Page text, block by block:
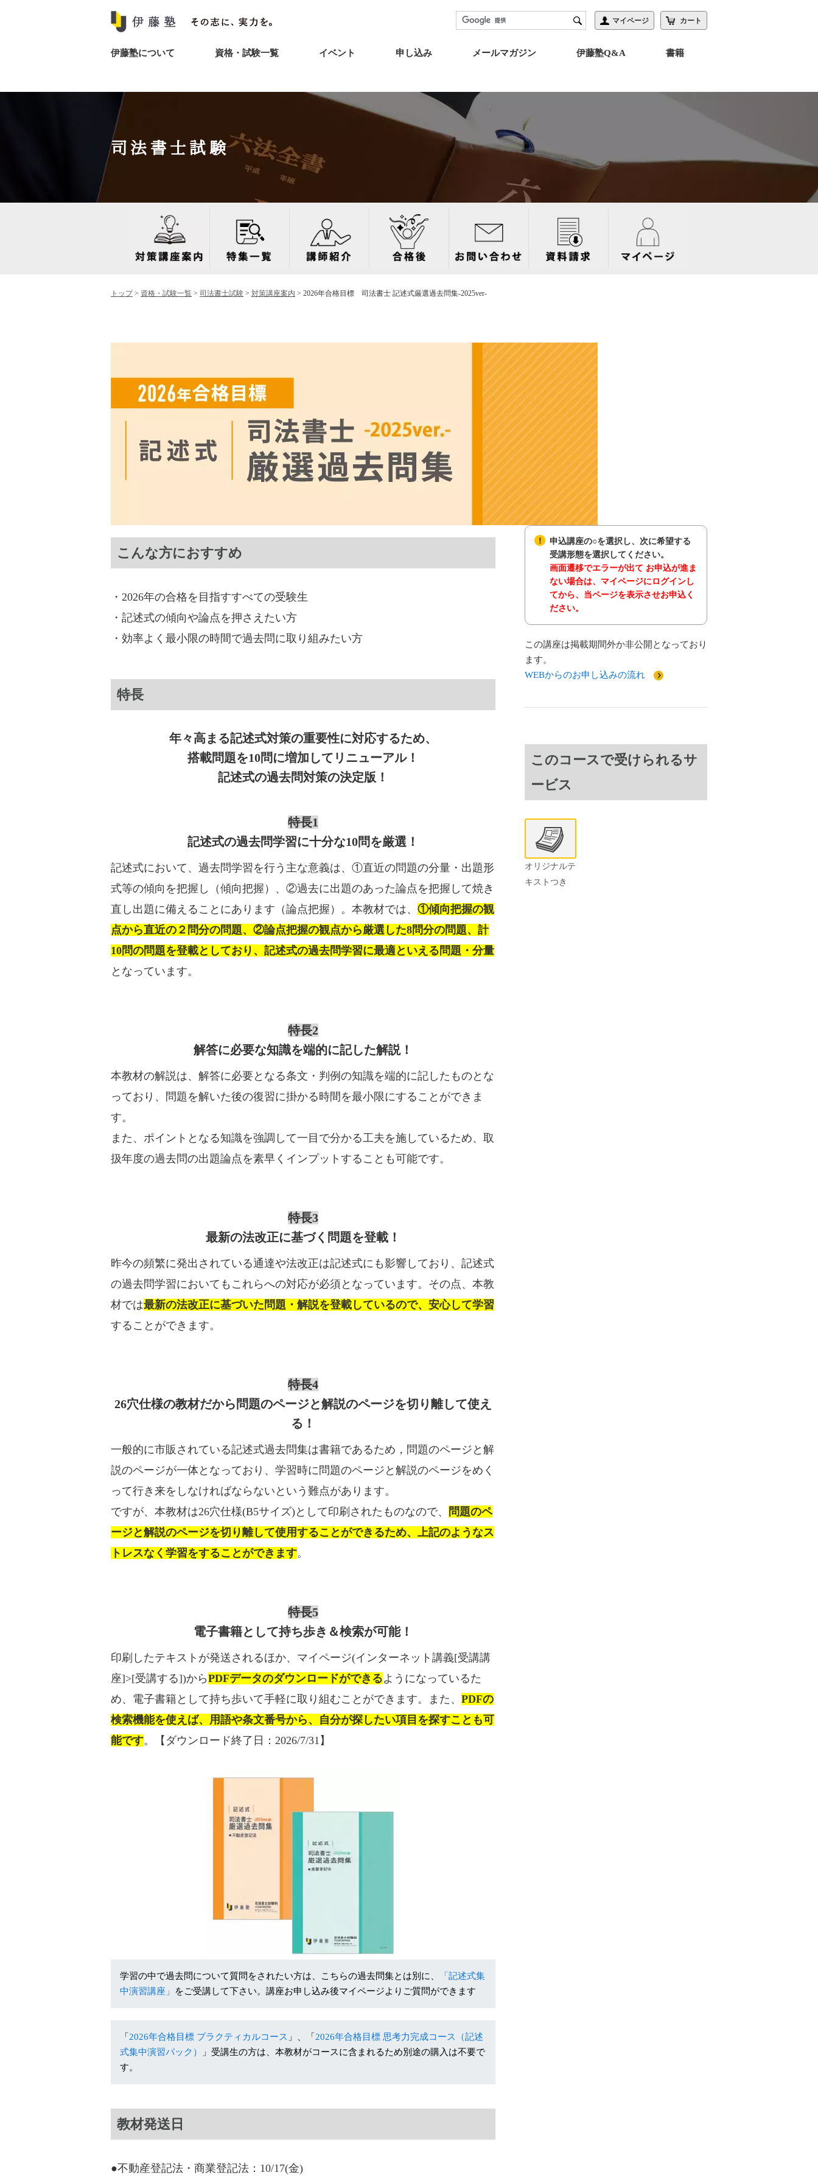
伊藤塾について 資格・試験一覧 イベント 申し込み メールマガジン 伊藤塾Q&A 書籍
司法書士試験
トップ> 資格・試験一覧 > 司法書士試験 > 対策講座案内 > 2026年合格目標 司法書士 記述式厳選過去問集-2025ver-
こんな方におすすめ
・2026年の合格を目指すすべての受験生
・記述式の傾向や論点を押さえたい方
・効率よく最小限の時間で過去問に取り組みたい方
特長
年々高まる記述式対策の重要性に対応するため、
搭載問題を10問に増加してリニューアル！
記述式の過去問対策の決定版！
特長1
記述式の過去問学習に十分な10問を厳選！
記述式において、過去問学習を行う主な意義は、①直近の問題の分量・出題形
式等の傾向を把握し（傾向把握）、②過去に出題のあった論点を把握して焼き
直し出題に備えることにあります（論点把握）。本教材では、 ①傾向把握の観
点から直近の２問分の問題、②論点把握の観点から厳選した8問分の問題、計
10問の問題を登載としており、記述式の過去問学習に最適といえる問題・分量
となっています。
特長2
解答に必要な知識を端的に記した解説！
本教材の解説は、解答に必要となる条文・判例の知識を端的に記したものとな
っており、問題を解いた後の復習に掛かる時間を最小限にすることができま
す。
また、ポイントとなる知識を強調して一目で分かる工夫を施しているため、取
扱年度の過去問の出題論点を素早くインプットすることも可能です。
特長3
最新の法改正に基づく問題を登載！
昨今の頻繁に発出されている通達や法改正は記述式にも影響しており、記述式
の過去問学習においてもこれらへの対応が必須となっています。その点、本教
材では最新の法改正に基づいた問題・解説を登載しているので、安心して学習
することができます。
特長4
26穴仕様の教材だから問題のページと解説のページを切り離して使え
る！
一般的に市販されている記述式過去問集は書籍であるため，問題のページと解
説のページが一体となっており、学習時に問題のページと解説のページをめく
って行き来をしなければならないという難点があります。
ですが、本教材は26穴仕様(B5サイズ)として印刷されたものなので、
問題のペ
ージと解説のページを切り離して使用することができるため、上記のようなス
トレスなく学習をすることができます。
特長5
電子書籍として持ち歩き＆検索が可能！
印刷したテキストが発送されるほか、マイページ(インターネット講義[受講講
座]>[受講する])からPDFデータのダウンロードができるようになっているた
め、電子書籍として持ち歩いて手軽に取り組むことができます。また、 PDFの
検索機能を使えば、用語や条文番号から、自分が探したい項目を探すことも可
能です。【ダウンロード終了日：2026/7/31】
学習の中で過去問について質問をされたい方は、こちらの過去問集とは別に、
「記述式集
中演習講座」
をご受講して下さい。講座お申し込み後マイページよりご質問ができます
「 2026年合格目標 プラクティカルコース 」、「 2026年合格目標 思考力完成コース（記述
式集中演習パック）
」受講生の方は、本教材がコースに含まれるため別途の購入は不要で
す。
教材発送日
●不動産登記法・商業登記法：10/17(金)
申込講座の○を選択し、次に希望する
受講形態を選択してください。
画面遷移でエラーが出て お申込が進ま
ない場合は、マイページにログインし
てから、当ページを表示させお申込く
ださい。
この講座は掲載期間外か非公開となっており
ます。
WEBからのお申し込みの流れ
このコースで受けられるサ
ービス
オリジナルテ
キストつき